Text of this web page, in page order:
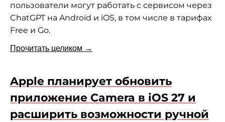
пользователи могут работать с сервисом через
ChatGPT на Android и iOS, в том числе в тарифах
Free и Go.
Прочитать целиком →
Apple планирует обновить
приложение Camera в iOS 27 и
расширить возможности ручной